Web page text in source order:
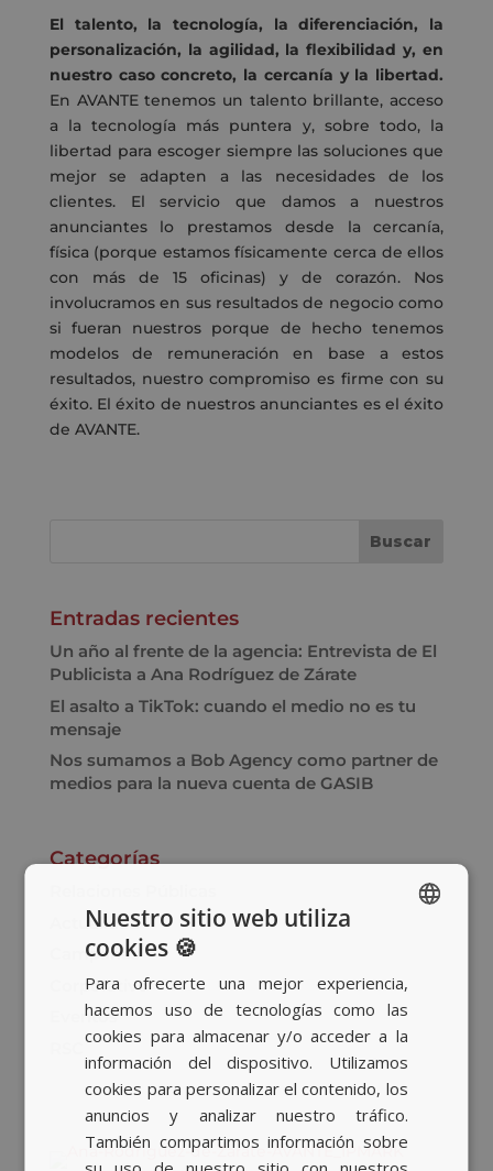
El talento, la tecnología, la diferenciación, la
personalización, la agilidad, la flexibilidad y, en
nuestro caso concreto, la cercanía y la libertad.
En AVANTE tenemos un talento brillante, acceso
a la tecnología más puntera y, sobre todo, la
libertad para escoger siempre las soluciones que
mejor se adapten a las necesidades de los
clientes. El servicio que damos a nuestros
anuncianteslo prestamos desde la cercanía,
física (porque estamos físicamente cerca de ellos
con más de 15 oficinas) y de corazón. Nos
involucramos en sus resultados de negocio como
si fueran nuestros porque de hecho tenemos
modelos de remuneración en base a estos
resultados, nuestro compromiso es firme con su
éxito. El éxito de nuestros anunciantes es el éxito
de AVANTE.
Entradas recientes
Un año al frente de la agencia: Entrevista de El
Publicista a Ana Rodríguez de Zárate
El asalto a TikTok: cuando el medio no es tu
mensaje
Nos sumamos a Bob Agency como partner de
medios para la nueva cuenta de GASIB
Categorías
Actualidad
Campañas
Corporativo
Eventos
BASQUE
ENGLISH
Nuestro sitio web utiliza
cookies 🍪
Para ofrecerte una mejor experiencia,
hacemos uso de tecnologías como las
cookies para almacenar y/o acceder a la
información del dispositivo. Utilizamos
cookies para personalizar el contenido, los
anuncios y analizar nuestro tráfico.
También compartimos información sobre